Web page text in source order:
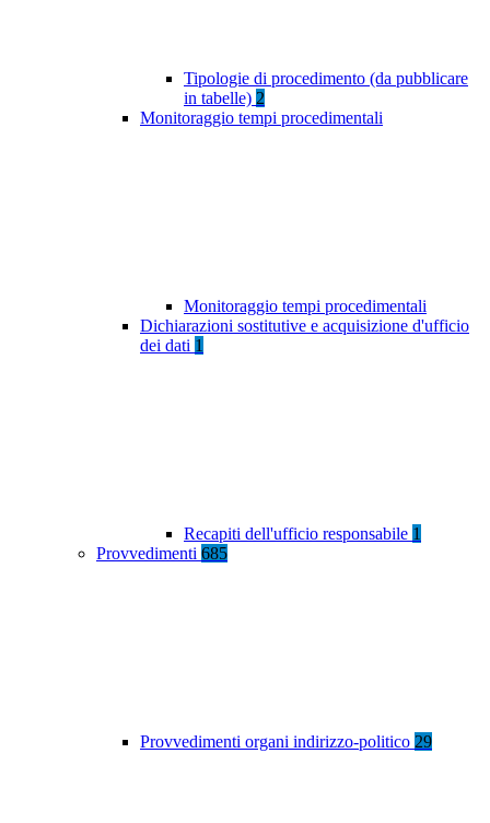
Tipologie di procedimento (da pubblicare
in tabelle) 2
Monitoraggio tempi procedimentali
Monitoraggio tempi procedimentali
Dichiarazioni sostitutive e acquisizione d'ufficio
dei dati 1
Recapiti dell'ufficio responsabile 1
Provvedimenti 685
Provvedimenti organi indirizzo-politico 29